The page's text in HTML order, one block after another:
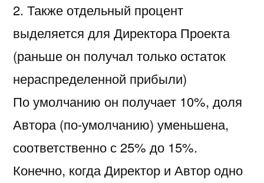
2. Также отдельный процент
выделяется для Директора Проекта
(раньше он получал только остаток
нераспределенной прибыли)
По умолчанию он получает 10%, доля
Автора (по-умолчанию) уменьшена,
соответственно с 25% до 15%.
Конечно, когда Директор и Автор одно